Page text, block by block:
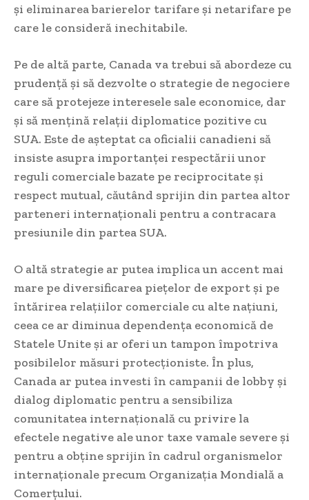
și eliminarea barierelor tarifare și netarifare pe
care le consideră inechitabile.
Pe de altă parte, Canada va trebui să abordeze cu
prudență și să dezvolte o strategie de negociere
care să protejeze interesele sale economice, dar
și să mențină relații diplomatice pozitive cu
SUA. Este de așteptat ca oficialii canadieni să
insiste asupra importanței respectării unor
reguli comerciale bazate pe reciprocitate și
respect mutual, căutând sprijin din partea altor
parteneri internaționali pentru a contracara
presiunile din partea SUA.
O altă strategie ar putea implica un accent mai
mare pe diversificarea piețelor de export și pe
întărirea relațiilor comerciale cu alte națiuni,
ceea ce ar diminua dependența economică de
Statele Unite și ar oferi un tampon împotriva
posibilelor măsuri protecționiste. În plus,
Canada ar putea investi în campanii de lobby și
dialog diplomatic pentru a sensibiliza
comunitatea internațională cu privire la
efectele negative ale unor taxe vamale severe și
pentru a obține sprijin în cadrul organismelor
internaționale precum Organizația Mondială a
Comerțului.